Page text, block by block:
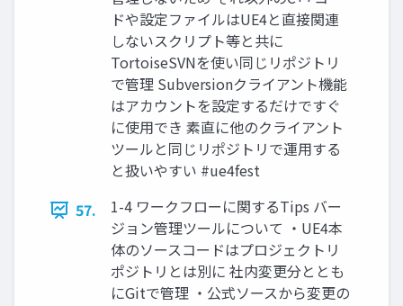
ドや設定ファイルはUE4と直接関連
しないスクリプト等と共に
TortoiseSVNを使い同じリポジトリ
で管理 Subversionクライアント機能
はアカウントを設定するだけですぐ
に使用でき 素直に他のクライアント
ツールと同じリポジトリで運用する
と扱いやすい #ue4fest
57.
1-4 ワークフローに関するTips バー
ジョン管理ツールについて ・UE4本
体のソースコードはプロジェクトリ
ポジトリとは別に 社内変更分ととも
にGitで管理 ・公式ソースから変更の